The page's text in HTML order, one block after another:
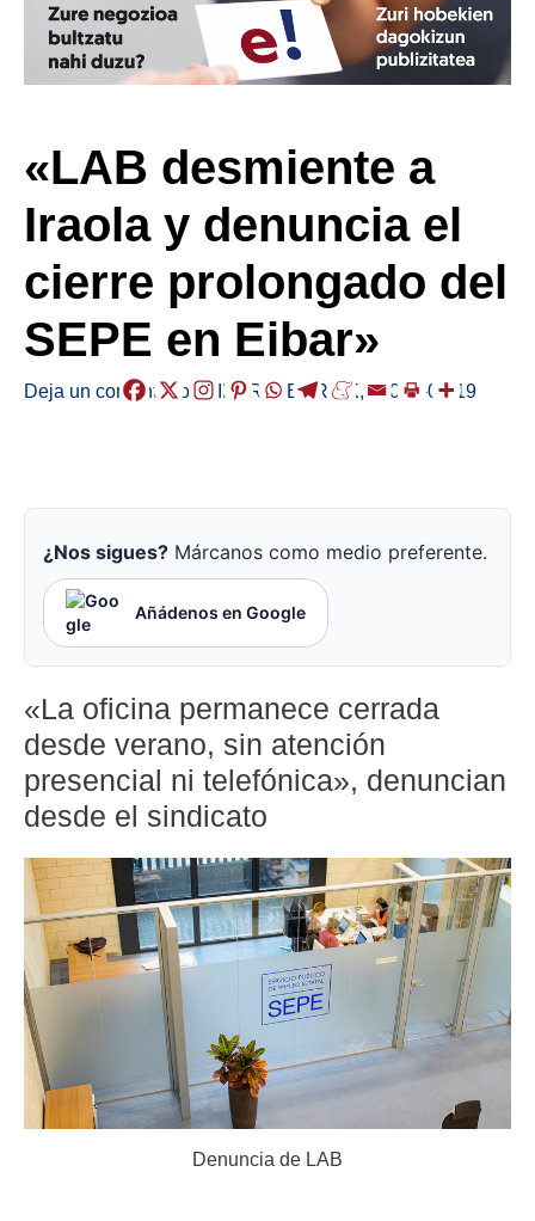
«LAB desmiente a
Iraola y denuncia el
cierre prolongado del
SEPE en Eibar»
Deja un comentario /EIBAR ,HERRIAK,/2025-09-19
¿Nos sigues? Márcanos como medio preferente.
Añádenos en Google
«La oficina permanece cerrada
desde verano, sin atención
presencial ni telefónica», denuncian
desde el sindicato
Denuncia de LAB